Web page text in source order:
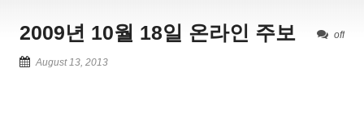
off
2009년 10월 18일 온라인 주보
August 13, 2013